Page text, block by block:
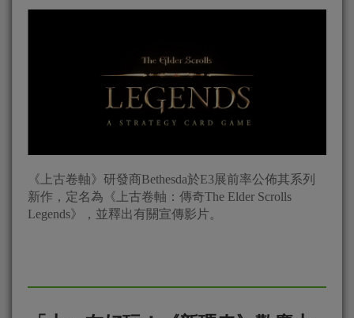
《上古卷軸》研發商Bethesda於E3展前率公佈其系列
新作，定名為《上古卷軸：傳奇The Elder Scrolls
Legends》，並釋出有關宣傳影片。